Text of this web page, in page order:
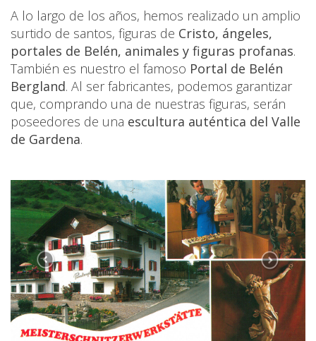
A lo largo de los años, hemos realizado un amplio
surtido de santos, figuras de Cristo, ángeles,
portales de Belén, animales y figuras profanas.
También es nuestro el famoso Portal de Belén
Bergland. Al ser fabricantes, podemos garantizar
que, comprando una de nuestras figuras, serán
poseedores de una escultura auténtica del Valle
de Gardena.